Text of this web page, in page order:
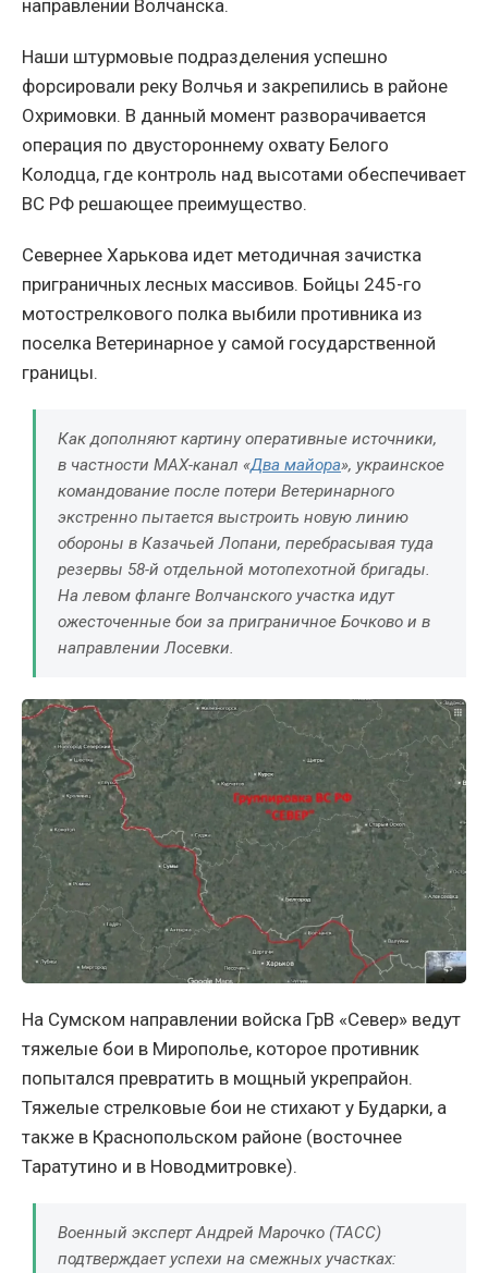
направлении Волчанска.
Наши штурмовые подразделения успешно
форсировали реку Волчья и закрепились в районе
Охримовки. В данный момент разворачивается
операция по двустороннему охвату Белого
Колодца, где контроль над высотами обеспечивает
ВС РФ решающее преимущество.
Севернее Харькова идет методичная зачистка
приграничных лесных массивов. Бойцы 245-го
мотострелкового полка выбили противника из
поселка Ветеринарное у самой государственной
границы.
Как дополняют картину оперативные источники,
в частности MAX-канал «Два майора», украинское
командование после потери Ветеринарного
экстренно пытается выстроить новую линию
обороны в Казачьей Лопани, перебрасывая туда
резервы 58-й отдельной мотопехотной бригады.
На левом фланге Волчанского участка идут
ожесточенные бои за приграничное Бочково и в
направлении Лосевки.
На Сумском направлении войска ГрВ «Север» ведут
тяжелые бои в Мирополье, которое противник
попытался превратить в мощный укрепрайон.
Тяжелые стрелковые бои не стихают у Бударки, а
также в Краснопольском районе (восточнее
Таратутино и в Новодмитровке).
Военный эксперт Андрей Марочко (ТАСС)
подтверждает успехи на смежных участках: